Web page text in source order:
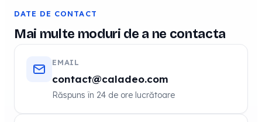
DATE DE CONTACT
Mai multe moduri de a ne contacta
EMAIL
contact@caladeo.com
Răspuns în 24 de ore lucrătoare